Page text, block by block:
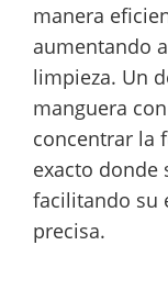
manera
aumentando
limpieza. Un
manguera
concentrar la
exacto donde
facilitando su
precisa.